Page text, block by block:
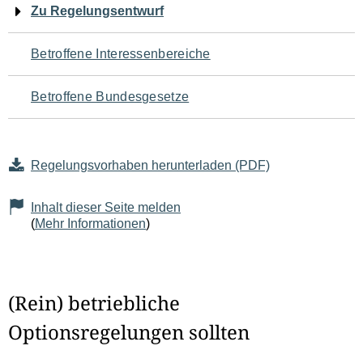
Seiteninhalt
Zu Regelungsentwurf
Betroffene Interessenbereiche
Betroffene Bundesgesetze
Regelungsvorhaben herunterladen (PDF)
Inhalt dieser Seite melden
(Mehr Informationen)
(Rein) betriebliche
Optionsregelungen sollten